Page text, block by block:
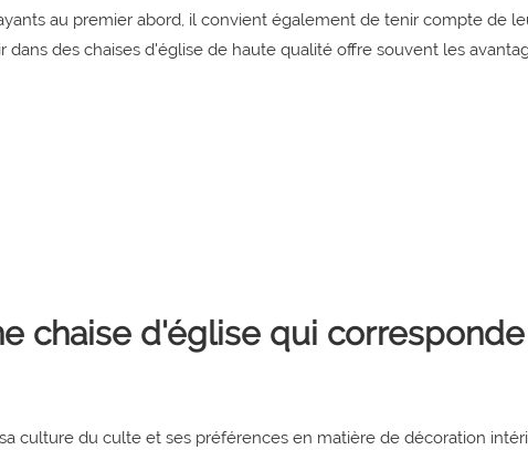
au premier abord, il convient également de tenir compte de
des chaises d'église de haute qualité offre souvent les
chaise d'église qui
culture du culte et ses préférences en matière de décoration